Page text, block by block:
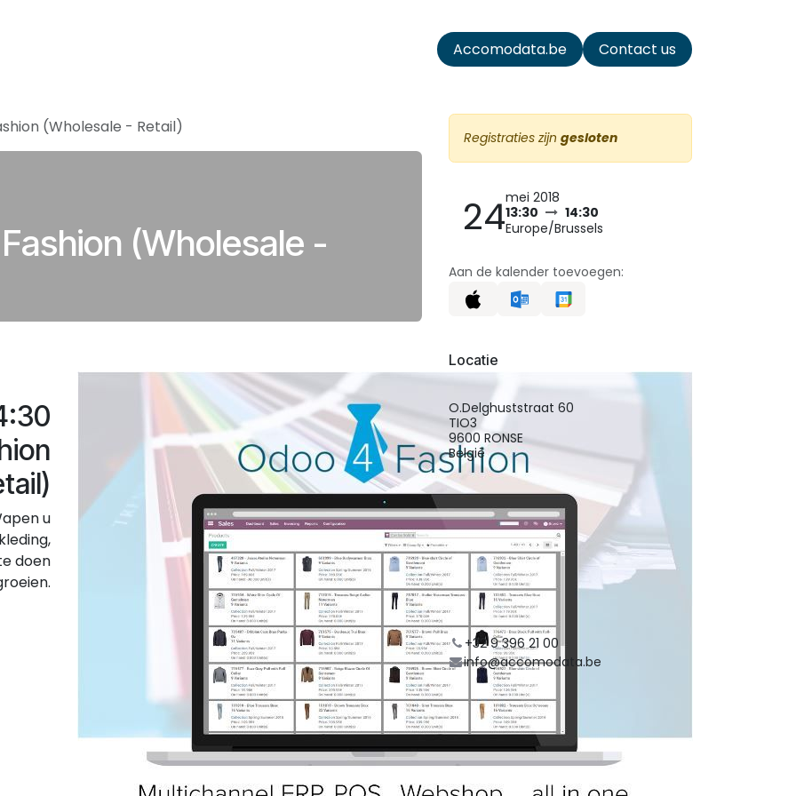
Accomodata.be Contact us
(Wholesale - Retail)
(Wholesale -
u
doen
Registraties zijn gesloten
24mei 2018
13:30
14:30
Europe/Brussels
Aan de kalender toevoegen:
Locatie
ACCOMODATA
O.Delghuststraat 60
TIO3
9600 RONSE
België
+32 9 396 21 00
info@accomodata.be
Routebeschrijving
Organisator
ACCOMODATA
+32 9 396 21 00
info@accomodata.be
Delen
Zoek uit wat mensen zien en
zeggen over dit evenement, en
neem deel aan de conversatie.